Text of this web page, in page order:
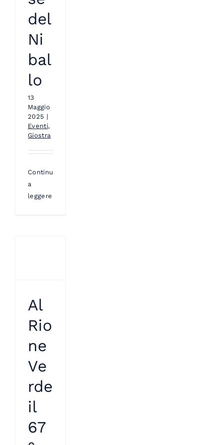
del
Ni
bal
lo
13
Maggio
2025 |
Eventi,
Giostra
Continua
a
leggere
Al
Rio
ne
Ve
rde
il
67